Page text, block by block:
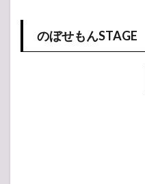
のぼせもんSTAGE